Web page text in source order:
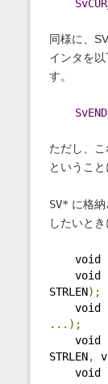
同様に、
インタを
す。
SvEND
ただし、こ
ということ
SV* に格
したいと
void
void
STRLEN);
void
...);
void
STRLEN,
void